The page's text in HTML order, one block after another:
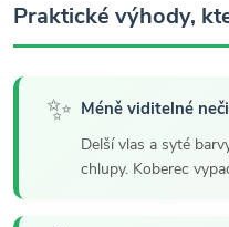
Praktické výhody,
✨ Méně viditelné
Delší vlas a syté
chlupy. Koberec